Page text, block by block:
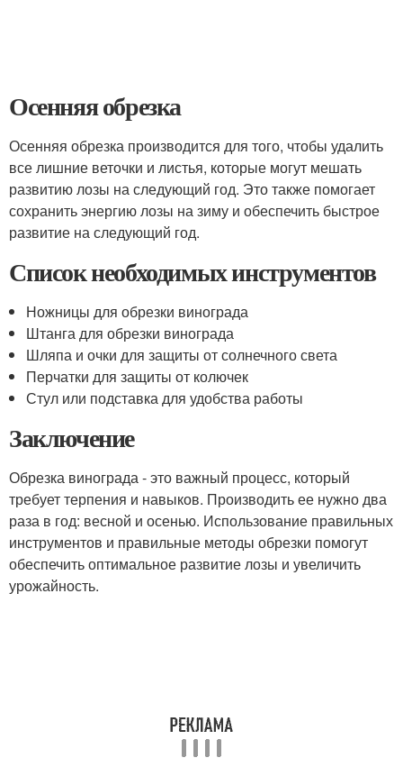
Осенняя обрезка
Осенняя обрезка производится для того, чтобы удалить
все лишние веточки и листья, которые могут мешать
развитию лозы на следующий год. Это также помогает
сохранить энергию лозы на зиму и обеспечить быстрое
развитие на следующий год.
Список необходимых инструментов
Ножницы для обрезки винограда
Штанга для обрезки винограда
Шляпа и очки для защиты от солнечного света
Перчатки для защиты от колючек
Стул или подставка для удобства работы
Заключение
Обрезка винограда - это важный процесс, который
требует терпения и навыков. Производить ее нужно два
раза в год: весной и осенью. Использование правильных
инструментов и правильные методы обрезки помогут
обеспечить оптимальное развитие лозы и увеличить
урожайность.